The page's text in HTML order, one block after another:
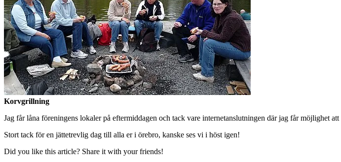
Korvgrillning
Jag får låna föreningens lokaler på eftermiddagen och tack vare internetanslutningen där jag får möjlighet
Stort tack för en jättetrevlig dag till alla er i örebro, kanske ses vi i höst igen!
Did you like this article? Share it with your friends!